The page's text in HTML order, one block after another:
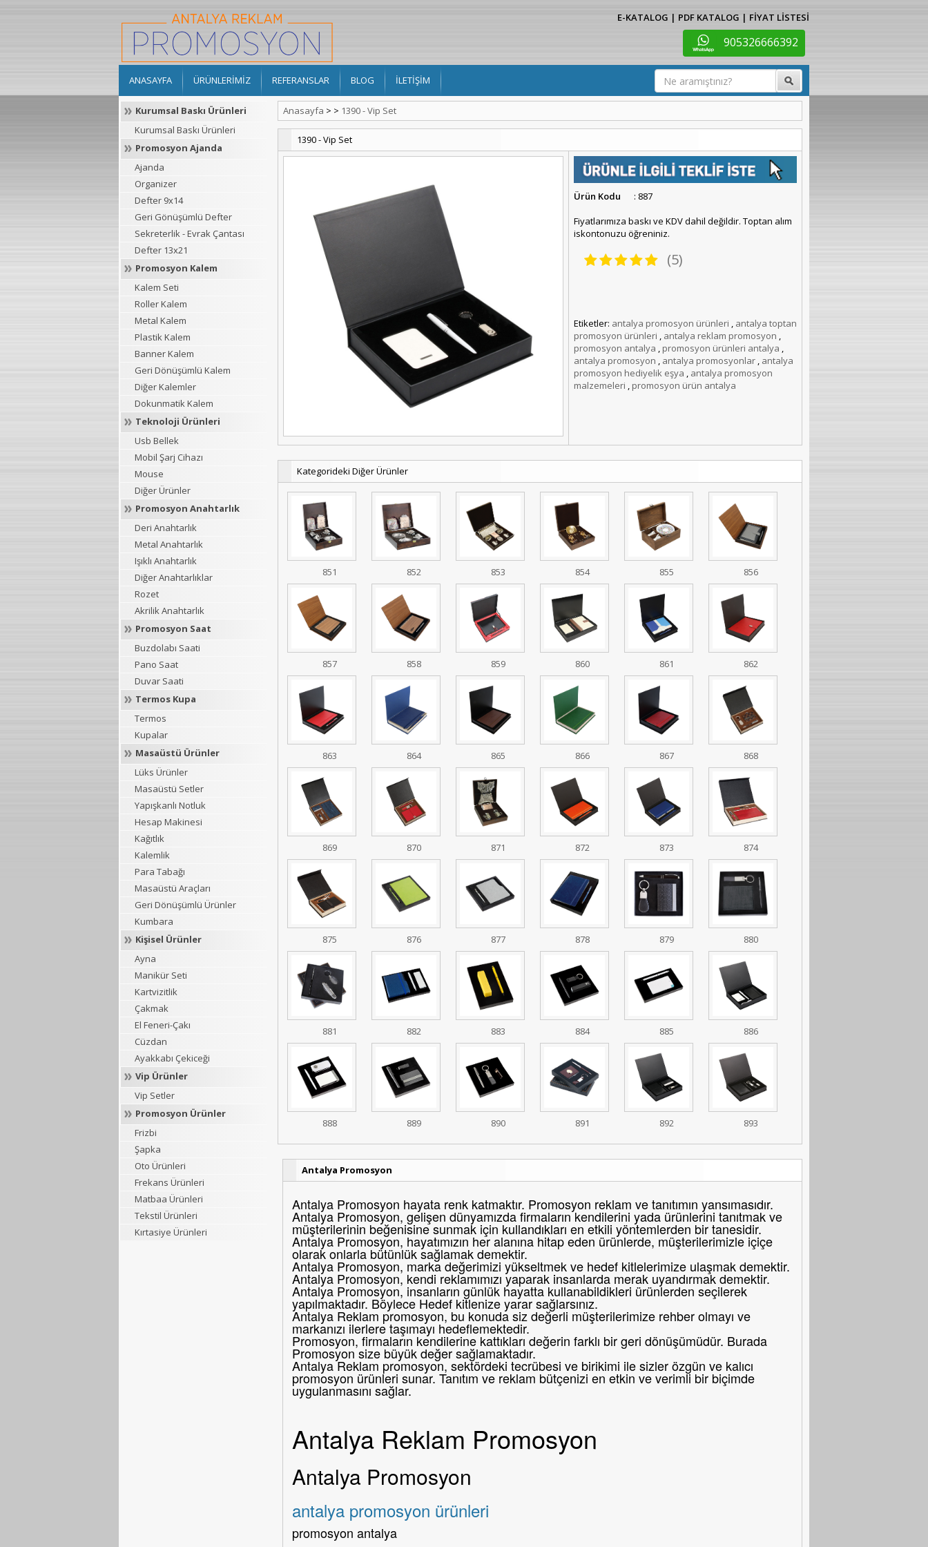
E-KATALOG | PDF KATALOG | FİYAT LİSTESİ
905326666392
ANASAYFA ÜRÜNLERİMİZ REFERANSLAR BLOG İLETİŞİM
Kurumsal Baskı Ürünleri
Kurumsal Baskı Ürünleri
Promosyon Ajanda
Ajanda
Organizer
Defter 9x14
Geri Gönüşümlü Defter
Sekreterlik - Evrak Çantası
Defter 13x21
Promosyon Kalem
Kalem Seti
Roller Kalem
Metal Kalem
Plastik Kalem
Banner Kalem
Geri Dönüşümlü Kalem
Diğer Kalemler
Dokunmatik Kalem
Teknoloji Ürünleri
Usb Bellek
Mobil Şarj Cihazı
Mouse
Diğer Ürünler
Promosyon Anahtarlık
Deri Anahtarlık
Metal Anahtarlık
Işıklı Anahtarlık
Diğer Anahtarlıklar
Rozet
Akrilik Anahtarlık
Promosyon Saat
Buzdolabı Saati
Pano Saat
Duvar Saati
Termos Kupa
Termos
Kupalar
Masaüstü Ürünler
Lüks Ürünler
Masaüstü Setler
Yapışkanlı Notluk
Hesap Makinesi
Kağıtlık
Kalemlik
Para Tabağı
Masaüstü Araçları
Geri Dönüşümlü Ürünler
Kumbara
Kişisel Ürünler
Ayna
Manikür Seti
Kartvizitlik
Çakmak
El Feneri-Çakı
Cüzdan
Ayakkabı Çekiceği
Vip Ürünler
Vip Setler
Promosyon Ürünler
Frizbi
Şapka
Oto Ürünleri
Frekans Ürünleri
Matbaa Ürünleri
Tekstil Ürünleri
Kırtasiye Ürünleri
Anasayfa > > 1390 - Vip Set
1390 - Vip Set
Ürün Kodu
: 887
Fiyatlarımıza baskı ve KDV dahil değildir. Toptan alım
iskontonuzu öğreniniz.
(5)
Etiketler: antalya promosyon ürünleri , antalya toptan
promosyon ürünleri , antalya reklam promosyon ,
promosyon antalya , promosyon ürünleri antalya ,
antalya promosyon , antalya promosyonlar, antalya
promosyon hediyelik eşya , antalya promosyon
malzemeleri , promosyon ürün antalya
Kategorideki Diğer Ürünler
851 852 853 854 855 856
857 858 859 860 861 862
863 864 865 866 867 868
869 870 871 872 873 874
875 876 877 878 879 880
881 882 883 884 885 886
888 889 890 891 892 893
Antalya Promosyon
Antalya Promosyon hayata renk katmaktır. Promosyon reklam ve tanıtımın yansımasıdır.
Antalya Promosyon, gelişen dünyamızda firmaların kendilerini yada ürünlerini tanıtmak ve
müşterilerinin beğenisine sunmak için kullandıkları en etkili yöntemlerden bir tanesidir.
Antalya Promosyon, hayatımızın her alanına hitap eden ürünlerde, müşterilerimizle içiçe
olarak onlarla bütünlük sağlamak demektir.
Antalya Promosyon, marka değerimizi yükseltmek ve hedef kitlelerimize ulaşmak demektir.
Antalya Promosyon, kendi reklamımızı yaparak insanlarda merak uyandırmak demektir.
Antalya Promosyon, insanların günlük hayatta kullanabildikleri ürünlerden seçilerek
yapılmaktadır. Böylece Hedef kitlenize yarar sağlarsınız.
Antalya Reklam promosyon, bu konuda siz değerli müşterilerimize rehber olmayı ve
markanızı ilerlere taşımayı hedeflemektedir.
Promosyon, firmaların kendilerine kattıkları değerin farklı bir geri dönüşümüdür. Burada
Promosyon size büyük değer sağlamaktadır.
Antalya Reklam promosyon, sektördeki tecrübesi ve birikimi ile sizler özgün ve kalıcı
promosyon ürünleri sunar. Tanıtım ve reklam bütçenizi en etkin ve verimli bir biçimde
uygulanmasını sağlar.
Antalya Reklam Promosyon
Antalya Promosyon
antalya promosyon ürünleri
promosyon antalya